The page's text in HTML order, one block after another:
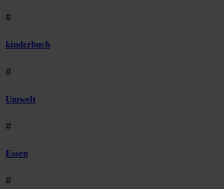
#
kinderbuch
#
Umwelt
#
Essen
#